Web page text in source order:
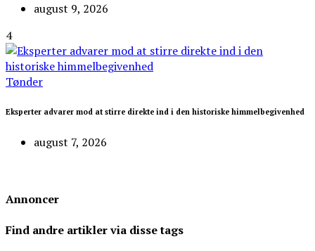
august 9, 2026
4
Tønder
Eksperter advarer mod at stirre direkte ind i den historiske himmelbegivenhed
august 7, 2026
Annoncer
Find andre artikler via disse tags